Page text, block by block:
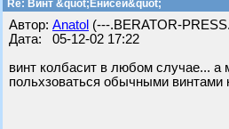
Re: Винт &quot;Енисей&quot;
Автор: Anatol (---.BERATOR-
Дата: 05-12-02 17:22
винт колбасит в любом случае... а
польхзоваться обычными винтами